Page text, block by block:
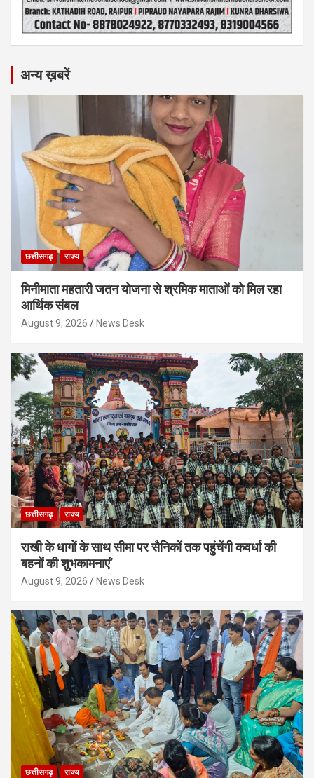
अन्य ख़बरें
छत्तीसगढ़ राज्य
मिनीमाता महतारी जतन योजना से श्रमिक माताओं को मिल रहा
आर्थिक संबल
August 9, 2026 News Desk
छत्तीसगढ़ राज्य
राखी के धागों के साथ सीमा पर सैनिकों तक पहुंचेंगी कवर्धा की
बहनों की शुभकामनाएं’
August 9, 2026 News Desk
छत्तीसगढ़ राज्य